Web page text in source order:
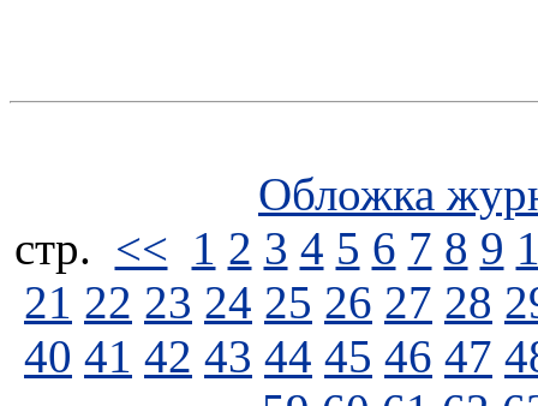
Обложка
стp. << 1 2 3 4 5 6 7 8 9
21 22 23 24 25 26 27 28
40 41 42 43 44 45 46 47